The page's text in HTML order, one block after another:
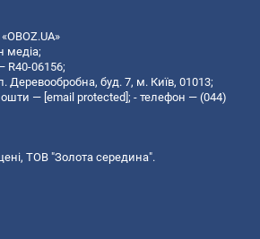
медіа;
R40-06156;
Деревообробна, буд. 7, м. Київ, 01013;
— [email protected] ; - телефон — (044)
ТОВ "Золота середина".